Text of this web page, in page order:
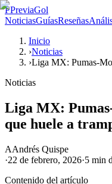
PPreviaGol
NoticiasGuíasReseñas
Inicio
›Noticias
›Liga MX: Pumas-
Noticias
Liga MX:
que huele a
AAndrés Quispe
·22 de febrero, 2026·5 min
Contenido del artículo